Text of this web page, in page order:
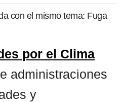
con el mismo tema: Fuga
por el Clima
administraciones
y